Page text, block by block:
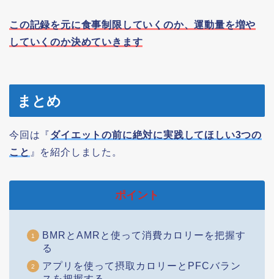
この記録を元に食事制限していくのか、運動量を増や
していくのか決めていきます
まとめ
今回は『ダイエットの前に絶対に実践してほしい3つの
こと 』を紹介しました。
ポイント
BMRとAMRと使って消費カロリーを把握す
る
アプリを使って摂取カロリーとPFCバラン